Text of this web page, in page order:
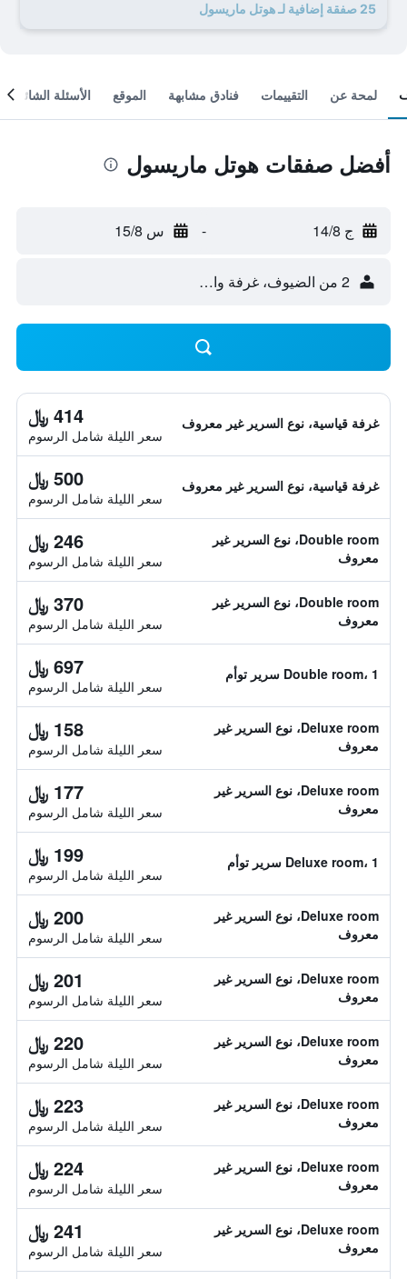
25 صفقة إضافية لـ هوتل ماريسول
لمحة عن التقييمات فنادق مشابهة الموقع الأسئلة الشائعة
أفضل صفقات هوتل ماريسول
ج 14/8 - س 15/8
2 من الضيوف، غرفة واحدة
غرفة قياسية، نوع السرير غير معروف 414 ﷼
سعر الليلة شامل الرسوم
غرفة قياسية، نوع السرير غير معروف 500 ﷼
سعر الليلة شامل الرسوم
Double room، نوع السرير غير
معروف
246 ﷼
سعر الليلة شامل الرسوم
Double room، نوع السرير غير
معروف
370 ﷼
سعر الليلة شامل الرسوم
Double room، 1 سرير توأم 697 ﷼
سعر الليلة شامل الرسوم
Deluxe room، نوع السرير غير
معروف
158 ﷼
سعر الليلة شامل الرسوم
Deluxe room، نوع السرير غير
معروف
177 ﷼
سعر الليلة شامل الرسوم
Deluxe room، 1 سرير توأم 199 ﷼
سعر الليلة شامل الرسوم
Deluxe room، نوع السرير غير
معروف
200 ﷼
سعر الليلة شامل الرسوم
Deluxe room، نوع السرير غير
معروف
201 ﷼
سعر الليلة شامل الرسوم
Deluxe room، نوع السرير غير
معروف
220 ﷼
سعر الليلة شامل الرسوم
Deluxe room، نوع السرير غير
معروف
223 ﷼
سعر الليلة شامل الرسوم
Deluxe room، نوع السرير غير
معروف
224 ﷼
سعر الليلة شامل الرسوم
Deluxe room، نوع السرير غير
معروف
241 ﷼
سعر الليلة شامل الرسوم